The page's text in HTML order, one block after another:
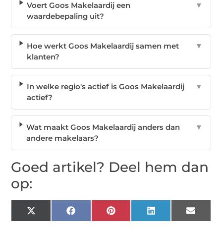
Voert Goos Makelaardij een
waardebepaling uit?
▼
Hoe werkt Goos Makelaardij samen met
klanten?
▼
In welke regio's actief is Goos Makelaardij
actief?
▼
Wat maakt Goos Makelaardij anders dan
andere makelaars?
▼
Goed artikel? Deel hem dan
op:
X
(Twitter)
Facebook Pinterest LinkedIn Email